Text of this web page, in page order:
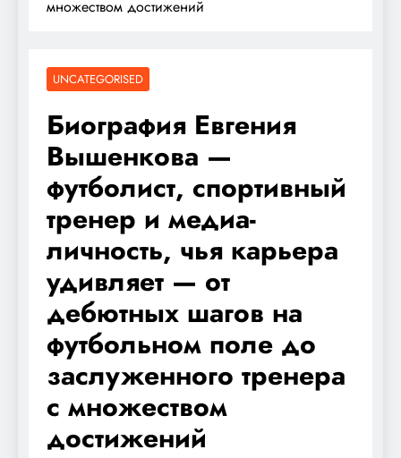
множеством достижений
UNCATEGORISED
Биография Евгения
Вышенкова —
футболист, спортивный
тренер и медиа-
личность, чья карьера
удивляет — от
дебютных шагов на
футбольном поле до
заслуженного тренера
с множеством
достижений